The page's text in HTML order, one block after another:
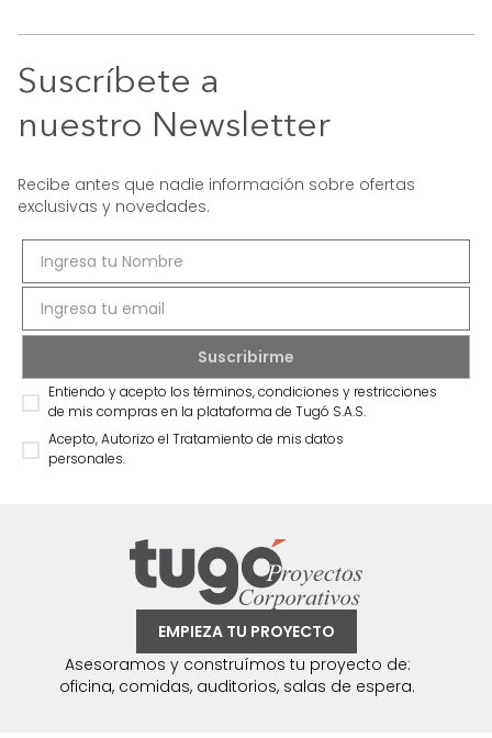
Recibe antes que nadie información sobre ofertas
Entiendo y acepto los términos, condiciones y restricciones
de mis compras en la plataforma de Tugó S.A.S.
Acepto, Autorizo el Tratamiento de mis datos
Asesoramos y construímos tu proyecto de:
oficina, comidas, auditorios, salas de espera.
Síguenos @mueblestugo